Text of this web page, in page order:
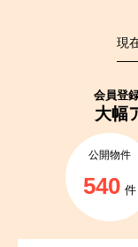
現
会員登
大幅
公開物件
540 件